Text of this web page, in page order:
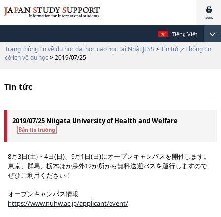
Tiếng Việt
Trang thông tin về du học đại học,cao học tại Nhật JPSS > Tin tức／Thông tin
có ích về du học > 2019/07/25
Tin tức
2019/07/25 Niigata University of Health and Welfare
8月3日(土)・4日(日)、9月1日(日)にオープンキャンパスを開催します。
東京、群馬、栃木ほか県外12か所から無料送迎バスを運行しますので
ぜひご利用ください！
オープンキャンパス情報
https://www.nuhw.ac.jp/applicant/event/